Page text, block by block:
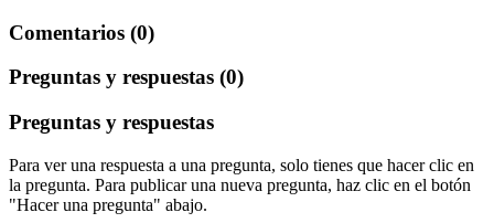
Comentarios (0)
Preguntas y respuestas (0)
Preguntas y respuestas
Para ver una respuesta a una pregunta, solo tienes que hacer clic en
la pregunta. Para publicar una nueva pregunta, haz clic en el botón
"Hacer una pregunta" abajo.